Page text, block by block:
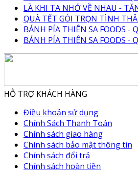
LÀ KHI TA NHỚ VỀ NHAU -
QUÀ TẾT GÓI TRỌN TÌNH
BÁNH PÍA THIÊN SA FOODS -
BÁNH PÍA THIÊN SA FOODS -
HỖ TRỢ KHÁCH HÀNG
Điều khoản sử dụng
Chính Sách Thanh Toán
Chính sách giao hàng
Chính sách bảo mật thông tin
Chính sách đổi trả
Chính sách hoàn tiền